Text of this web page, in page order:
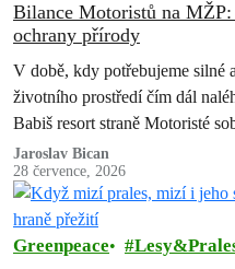
Bilance Motoristů na
ochrany přírody
V době, kdy potřebujeme silné
životního prostředí čím dál
Babiš resort straně Motoristé
suchu, erozi půdy, úbytku…
Jaroslav Bican
28 července, 2026
Greenpeace